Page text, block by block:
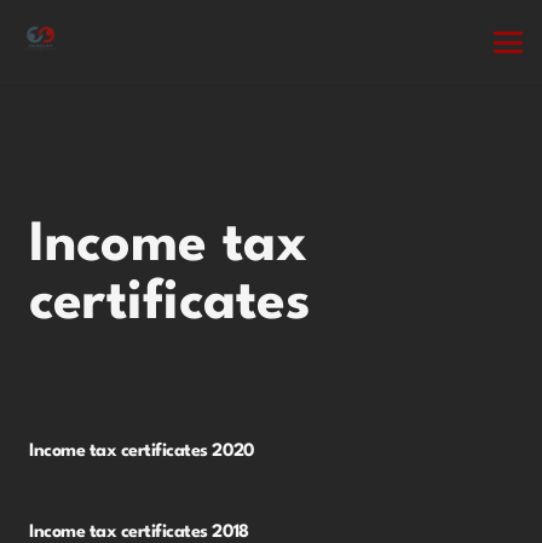
Income tax
certificates
Income tax certificates 2020
Income tax certificates 2018